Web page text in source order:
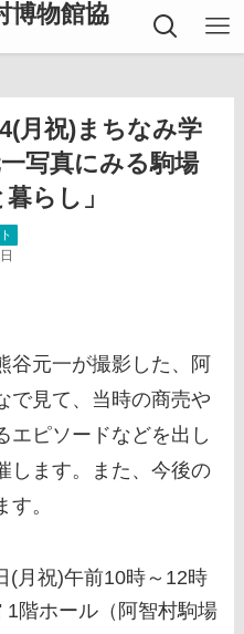
物館協
月祝)まちなみ学
写真にみる駒場
らし」
元一が撮影した、阿
で見て、当時の商売や
エピソードなどを出し
します。また、今後の
。
(月祝)午前10時～12時
階ホール（阿智村駒場